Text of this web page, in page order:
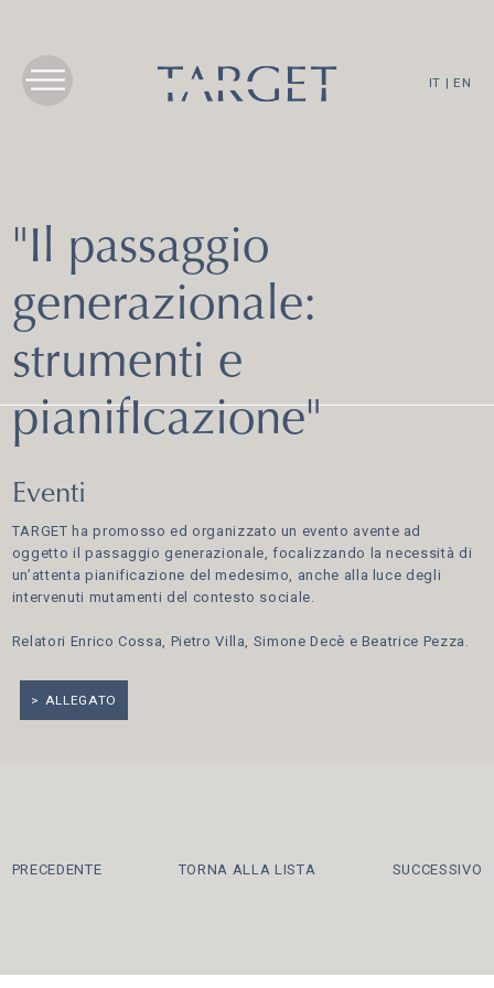
IT | EN
"Il passaggio
generazionale:
strumenti e
pianifIcazione"
Eventi
TARGET ha promosso ed organizzato un evento avente ad
oggetto il passaggio generazionale, focalizzando la necessità di
un’attenta pianificazione del medesimo, anche alla luce degli
intervenuti mutamenti del contesto sociale.
Relatori Enrico Cossa, Pietro Villa, Simone Decè e Beatrice Pezza.
ALLEGATO
PRECEDENTE TORNA ALLA LISTA SUCCESSIVO